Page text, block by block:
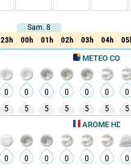
détaillé synthétique
METEO CONSULT
AROME HD
Sam. 8
23h 00h 01h 02h 03h 04h
Sam. 8
23h 00h 01h 02h 03h 04h
0 0 0 0 0 0
0
5 5 5 5 5 5 5
0 0 0 0 0 0
0